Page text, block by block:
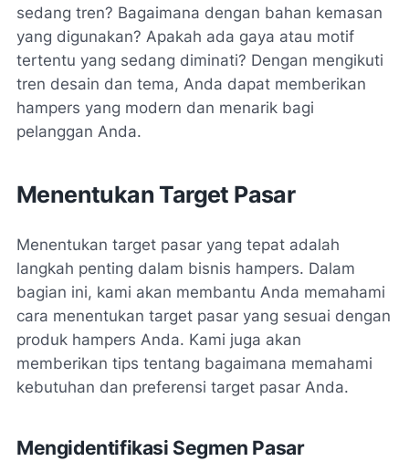
sedang tren? Bagaimana dengan bahan kemasan
yang digunakan? Apakah ada gaya atau motif
tertentu yang sedang diminati? Dengan mengikuti
tren desain dan tema, Anda dapat memberikan
hampers yang modern dan menarik bagi
pelanggan Anda.
Menentukan Target Pasar
Menentukan target pasar yang tepat adalah
langkah penting dalam bisnis hampers. Dalam
bagian ini, kami akan membantu Anda memahami
cara menentukan target pasar yang sesuai dengan
produk hampers Anda. Kami juga akan
memberikan tips tentang bagaimana memahami
kebutuhan dan preferensi target pasar Anda.
Mengidentifikasi Segmen Pasar